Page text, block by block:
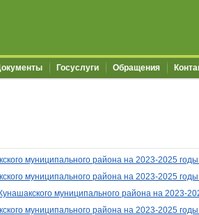
Госуслуги Обращения
муниципального района на 2023-2025
муниципального района на 2023-2025
муниципального района на 2023-
муниципального района на 2023-2025